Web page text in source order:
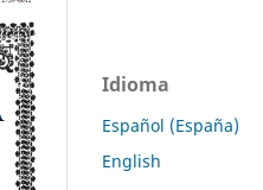
Idioma
Español (España)
English